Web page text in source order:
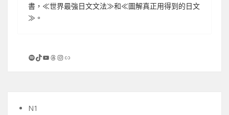
書，≪世界最強日文文法≫和≪圖解真正用得到的日文
≫。
Spotify
TikTok
YouTube
Threads
Instagram
連結
N1